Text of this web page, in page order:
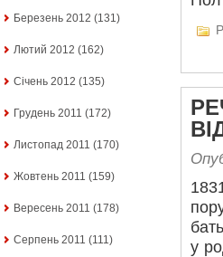
Березень 2012 (131)
Лютий 2012 (162)
Січень 2012 (135)
Грудень 2011 (172)
Листопад 2011 (170)
Жовтень 2011 (159)
Вересень 2011 (178)
Серпень 2011 (111)
у